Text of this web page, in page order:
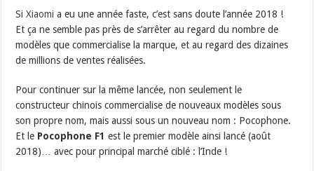
SiXiaomi a eu une année faste, c’est sans doute l’année 2018 !
Et ça ne semble pas près de s’arrêter au regard du nombre de
modèles que commercialise la marque, et au regard des dizaines
de millions de ventes réalisées.
Pour continuer sur la même lancée, non seulement le
constructeur chinois commercialise de nouveaux modèles sous
son propre nom, mais aussi sous un nouveau nom : Pocophone.
Et le Pocophone F1 est le premier modèle ainsi lancé (août
2018)… avec pour principal marché ciblé : l’Inde !